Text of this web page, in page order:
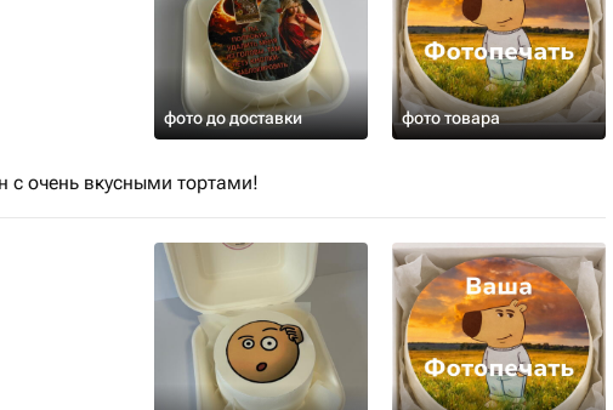
фото до доставки фото товара
с очень вкусными тортами!